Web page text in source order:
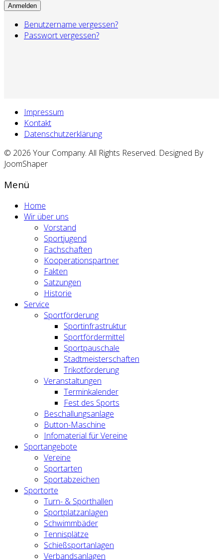
Anmelden
Benutzername vergessen?
Passwort vergessen?
Impressum
Kontakt
Datenschutzerklärung
© 2026 Your Company. All Rights Reserved. Designed By
JoomShaper
Menü
Home
Wir über uns
Vorstand
Sportjugend
Fachschaften
Kooperationspartner
Fakten
Satzungen
Historie
Service
Sportförderung
Sportinfrastruktur
Sportfördermittel
Sportpauschale
Stadtmeisterschaften
Trikotförderung
Veranstaltungen
Terminkalender
Fest des Sports
Beschallungsanlage
Button-Maschine
Infomaterial für Vereine
Sportangebote
Vereine
Sportarten
Sportabzeichen
Sportorte
Turn- & Sporthallen
Sportplatzanlagen
Schwimmbäder
Tennisplätze
Schießsportanlagen
Verbandsanlagen